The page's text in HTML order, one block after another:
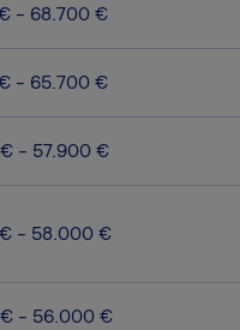
- 68.700 €
- 65.700 €
- 57.900 €
- 58.000 €
- 56.000 €